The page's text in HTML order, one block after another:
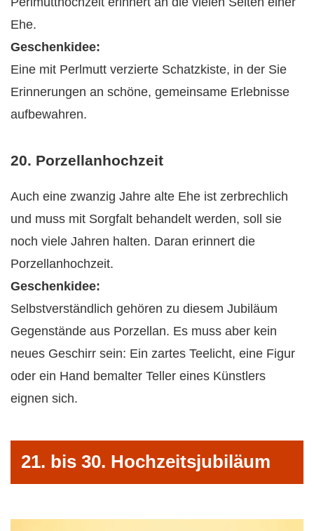
Ehe.
Geschenkidee:
Eine mit Perlmutt verzierte Schatzkiste, in der Sie
Erinnerungen an schöne, gemeinsame Erlebnisse
aufbewahren.
20. Porzellanhochzeit
Auch eine zwanzig Jahre alte Ehe ist zerbrechlich
und muss mit Sorgfalt behandelt werden, soll sie
noch viele Jahren halten. Daran erinnert die
Porzellanhochzeit.
Geschenkidee:
Selbstverständlich gehören zu diesem Jubiläum
Gegenstände aus Porzellan. Es muss aber kein
neues Geschirr sein: Ein zartes Teelicht, eine Figur
oder ein Hand bemalter Teller eines Künstlers
eignen sich.
21. bis 30. Hochzeitsjubiläum